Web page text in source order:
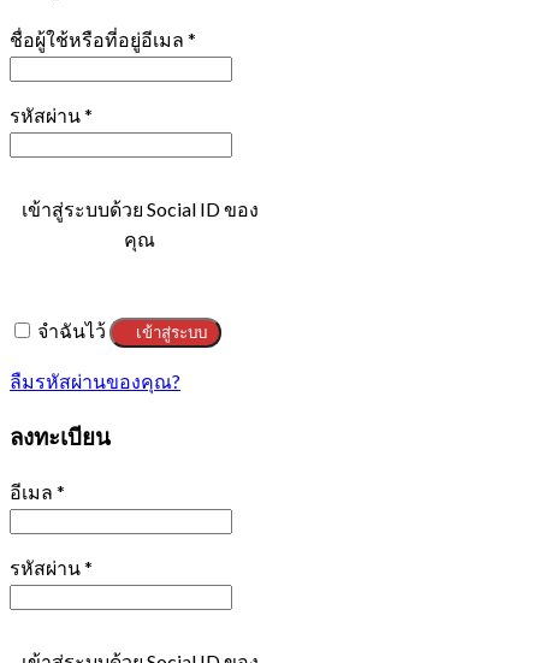
ชื่อผู้ใช้หรือที่อยู่อีเมล *
รหัสผ่าน*
เข้าสู่ระบบด้วย Social ID ของ
คุณ
จำฉันไว้ เข้าสู่ระบบ
ลืมรหัสผ่านของคุณ?
ลงทะเบียน
อีเมล *
รหัสผ่าน*